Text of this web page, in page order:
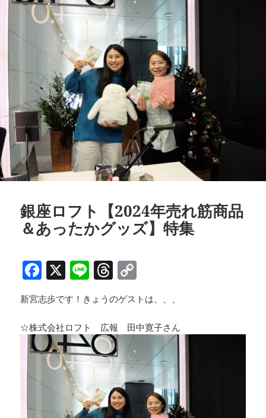
o k
銀座ロフト【2024年売れ筋商品
＆あったかグッズ】特集
F
a
c
e
b
o
o
X Li
e
T
h
re
a
d
s
o
p
y
Li
n
k
新宮志歩です！きょうのゲストは、、、
☆株式会社ロフト 広報 田中寛子さん